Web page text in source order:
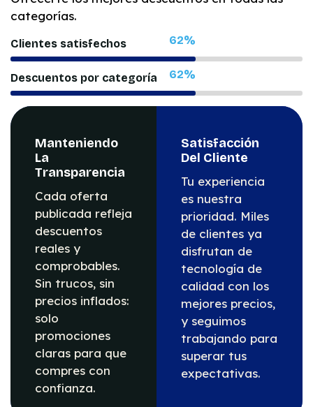
categorías.
Clientes satisfechos
Descuentos por categoría
Manteniendo
La
Transparencia
Cada oferta
publicada refleja
descuentos
reales y
comprobables.
Sin trucos, sin
precios inflados:
solo
promociones
claras para que
compres con
confianza.
Satisfacción
Del Cliente
Tu experiencia
es nuestra
prioridad. Miles
de clientes ya
disfrutan de
tecnología de
calidad con los
mejores precios,
y seguimos
trabajando para
superar tus
expectativas.